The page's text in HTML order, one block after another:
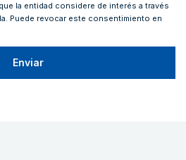
la entidad considere de interés a través
Puede revocar este consentimiento en